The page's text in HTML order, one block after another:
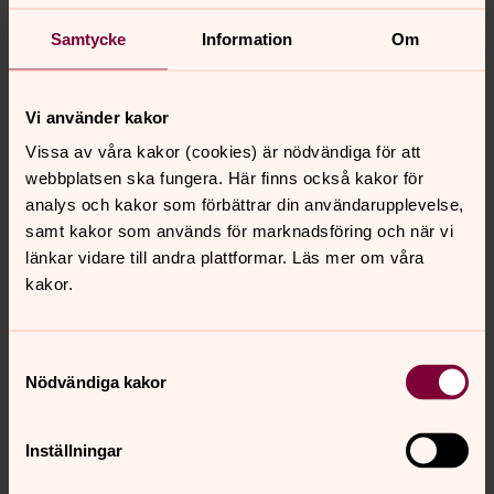
Samtycke Information Om
Vi använder kakor
Vissa av våra kakor (cookies) är nödvändiga för att
webbplatsen ska fungera. Här finns också kakor för
analys och kakor som förbättrar din användarupplevelse,
samt kakor som används för marknadsföring och när vi
länkar vidare till andra plattformar. Läs mer om våra
kakor.
Nödvändiga kakor
Inställningar
Kontakta gärna oss för mer information
Svegsbygdens församling -
Kanslist Susanne Lövlie
Telefontider:
Måndag - onsdag 09.30-12.00
Torsdag 13.00-15.00
Besökstider:
Onsdag 09.30-12.00
Telefon: